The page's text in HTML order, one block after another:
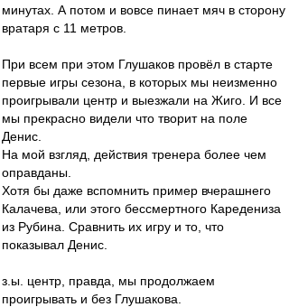
минутах. А потом и вовсе пинает мяч в сторону
вратаря с 11 метров.
При всем при этом Глушаков провёл в старте
первые игры сезона, в которых мы неизменно
проигрывали центр и выезжали на Жиго. И все
мы прекрасно видели что творит на поле
Денис.
На мой взгляд, действия тренера более чем
оправданы.
Хотя бы даже вспомнить пример вчерашнего
Калачева, или этого бессмертного Каредениза
из Рубина. Сравнить их игру и то, что
показывал Денис.
з.ы. центр, правда, мы продолжаем
проигрывать и без Глушакова.